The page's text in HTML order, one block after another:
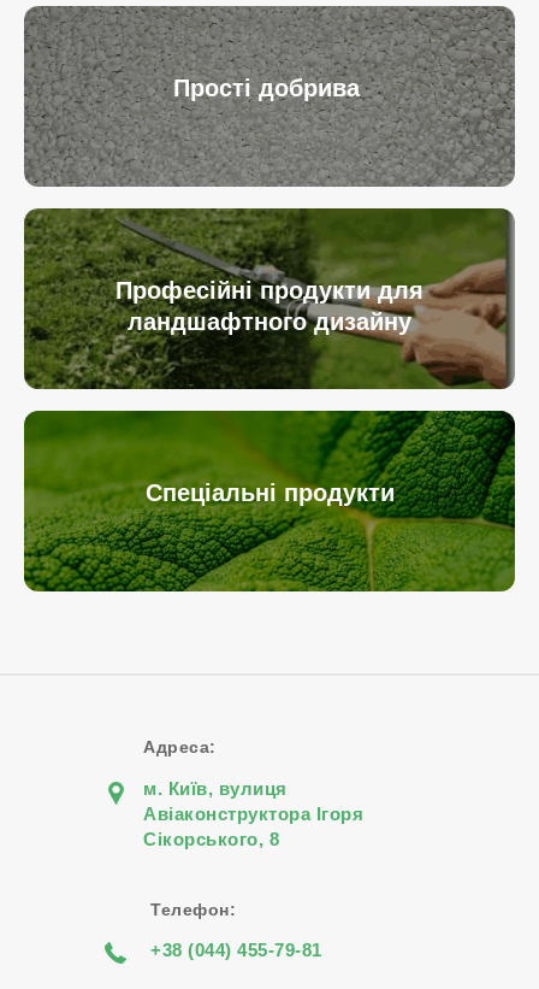
Прості добрива
Професійні продукти для
ландшафтного дизайну
Спеціальні продукти
Адреса:
м. Київ, вулиця
Авіаконструктора Iгоря
Сiкорського, 8
Телефон:
+38 (044) 455-79-81